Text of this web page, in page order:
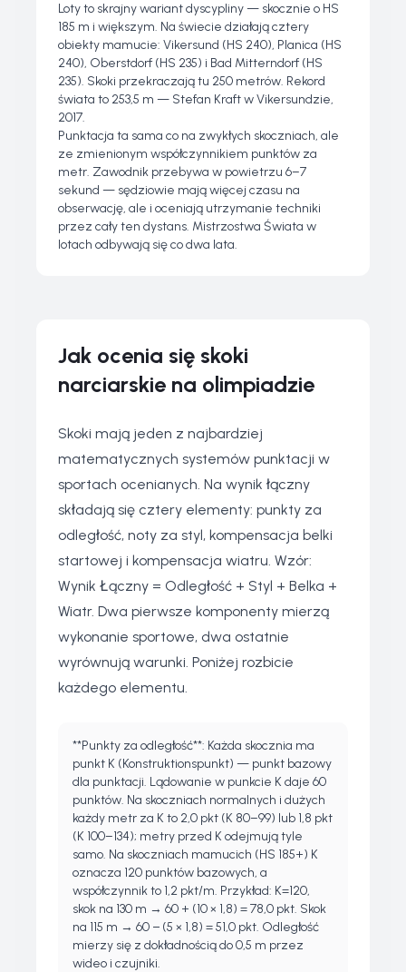
Loty to skrajny wariant dyscypliny — skocznie o HS
185 m i większym. Na świecie działają cztery
obiekty mamucie: Vikersund (HS 240), Planica (HS
240), Oberstdorf (HS 235) i Bad Mitterndorf (HS
235). Skoki przekraczają tu 250 metrów. Rekord
świata to 253,5 m — Stefan Kraft w Vikersundzie,
2017.
Punktacja ta sama co na zwykłych skoczniach, ale
ze zmienionym współczynnikiem punktów za
metr. Zawodnik przebywa w powietrzu 6–7
sekund — sędziowie mają więcej czasu na
obserwację, ale i oceniają utrzymanie techniki
przez cały ten dystans. Mistrzostwa Świata w
lotach odbywają się co dwa lata.
Jak ocenia się skoki
narciarskie na olimpiadzie
Skoki mają jeden z najbardziej
matematycznych systemów punktacji w
sportach ocenianych. Na wynik łączny
składają się cztery elementy: punkty za
odległość, noty za styl, kompensacja belki
startowej i kompensacja wiatru. Wzór:
Wynik Łączny = Odległość + Styl + Belka +
Wiatr. Dwa pierwsze komponenty mierzą
wykonanie sportowe, dwa ostatnie
wyrównują warunki. Poniżej rozbicie
każdego elementu.
**Punkty za odległość**: Każda skocznia ma
punkt K (Konstruktionspunkt) — punkt bazowy
dla punktacji. Lądowanie w punkcie K daje 60
punktów. Na skoczniach normalnych i dużych
każdy metr za K to 2,0 pkt (K 80–99) lub 1,8 pkt
(K 100–134); metry przed K odejmują tyle
samo. Na skoczniach mamucich (HS 185+) K
oznacza 120 punktów bazowych, a
współczynnik to 1,2 pkt/m. Przykład: K=120,
skok na 130 m → 60 + (10 × 1,8) = 78,0 pkt. Skok
na 115 m → 60 − (5 × 1,8) = 51,0 pkt. Odległość
mierzy się z dokładnością do 0,5 m przez
wideo i czujniki.